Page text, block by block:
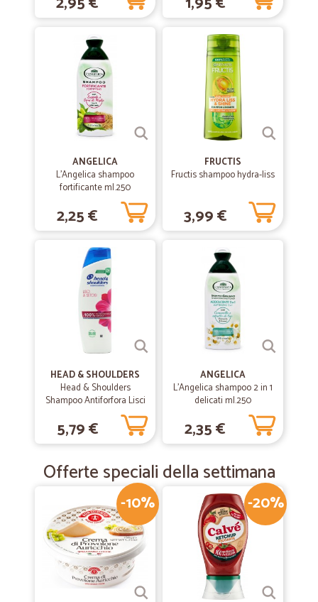
Venditore competente e affidabile ..... ma un po' di
fiducia non guasterebbe.
Venditore competente e affidabile. Mi hanno consegnato il materiale
acquistato ben imballato e nella quantita' pattuita. L' unico neo e' il
pagamento con bonifico bancario (che e' l' unico che non prevede
ulteriori costi), spediscono la merce esclusivamente quando gli viene
accreditato l' importo e quindi passano inevitabilmente 4/5 giorni. A
estremi del movimento bancario gia' effettuato e' peraltro
irreversibile.
ANGELICA
L'Angelica shampoo
fortificante ml.250
2,25 €
FRUCTIS
Fructis shampoo hydra-liss
3,99 €
HEAD & SHOULDERS
Head & Shoulders
Shampoo Antiforfora Lisci
& Setosi 250 ml
5,79 €
ANGELICA
L'Angelica shampoo 2 in 1
delicati ml.250
2,35 €
Offerte speciali della settimana
-10% -20%